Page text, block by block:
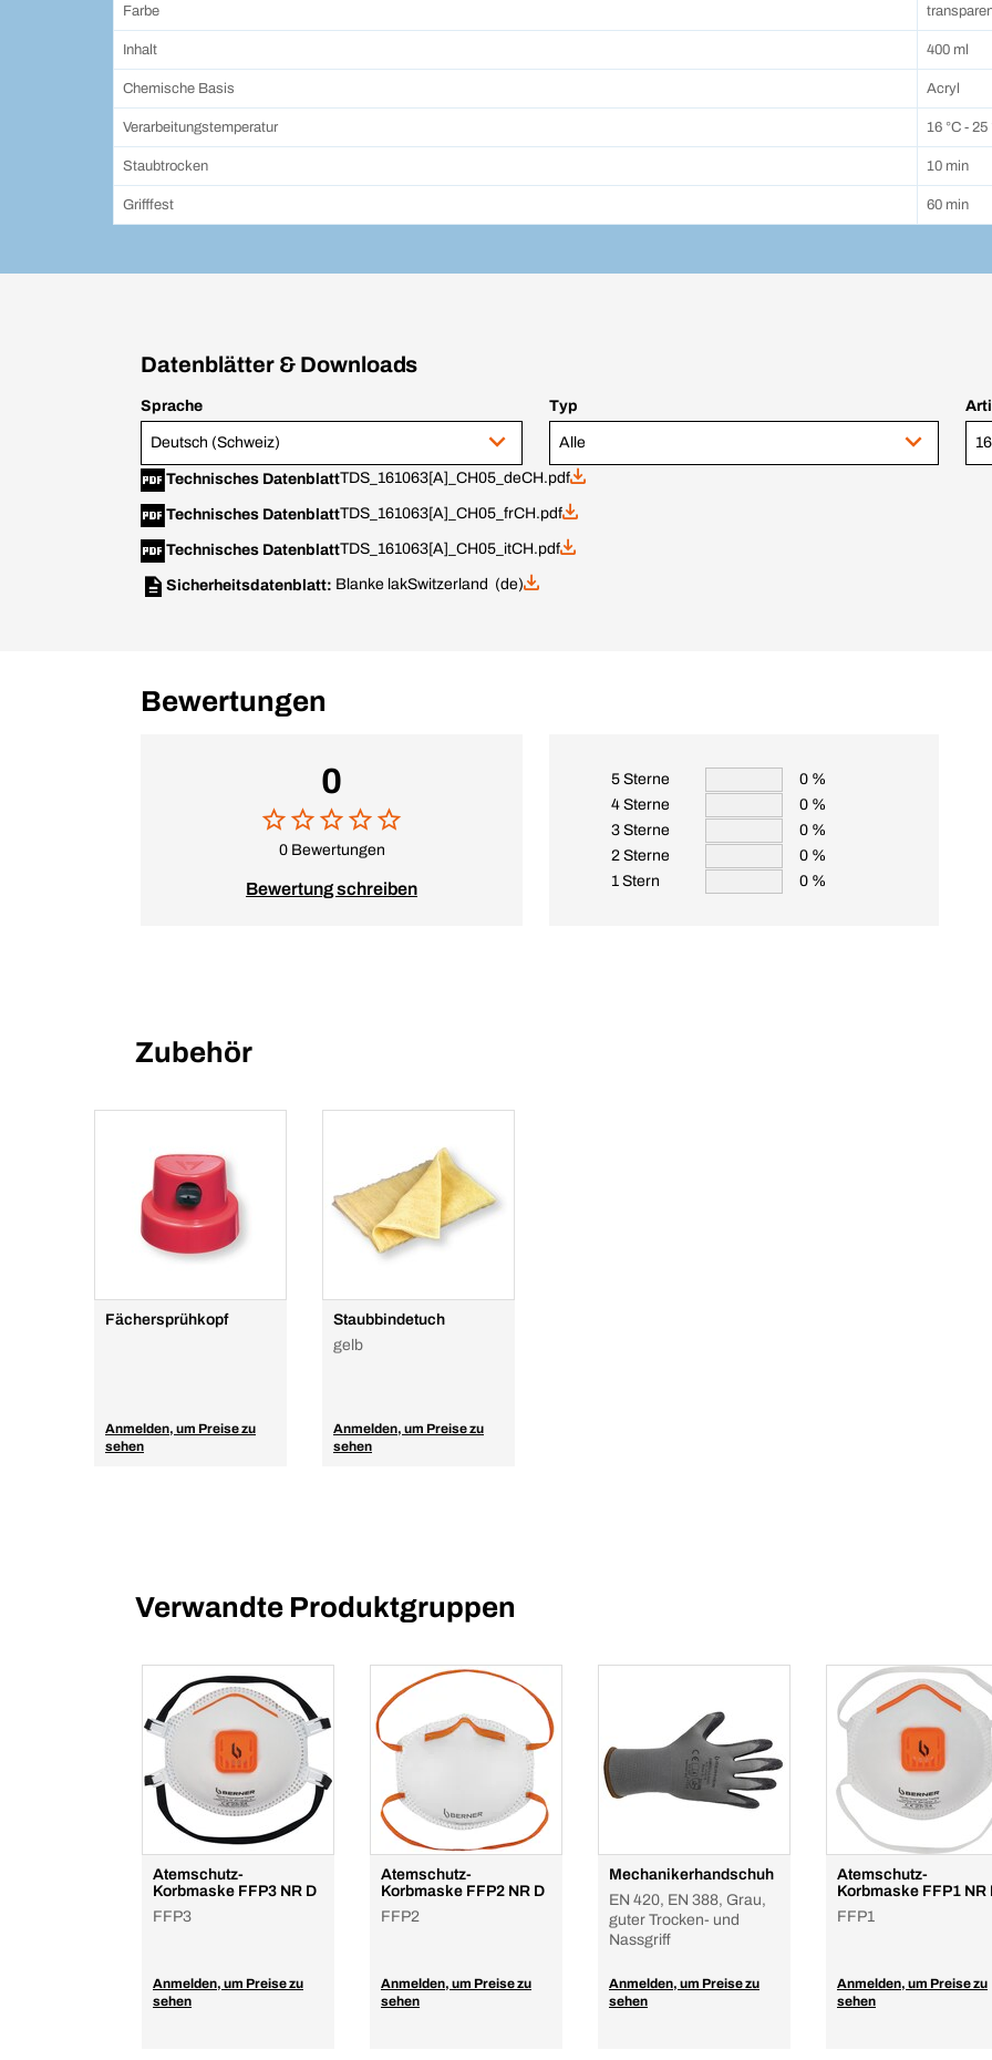
Farbe
Inhalt 400 ml
Chemische Basis Acryl
Verarbeitungstemperatur 16 °C - 25
Staubtrocken 10 min
Grifffest 60 min
Datenblätter & Downloads
Sprache
Deutsch (Schweiz)
Typ
Alle
Technisches DatenblattTDS_161063[A]_CH05_deCH.pdf
Technisches DatenblattTDS_161063[A]_CH05_frCH.pdf
Technisches DatenblattTDS_161063[A]_CH05_itCH.pdf
Sicherheitsdatenblatt: Blanke lakSwitzerland (de)
Bewertungen
0
0 Bewertungen
Bewertung schreiben
5 Sterne
0 %
4 Sterne
0 %
3 Sterne
0 %
2 Sterne
0 %
1 Stern
0 %
Zubehör
Fächersprühkopf
Anmelden, um Preise zu
sehen
Staubbindetuch
gelb
Anmelden, um Preise zu
sehen
Verwandte Produktgruppen
Atemschutz-
Korbmaske FFP3 NR D
FFP3
Anmelden, um Preise zu
sehen
Atemschutz-
Korbmaske FFP2 NR D
FFP2
Anmelden, um Preise zu
sehen
Mechanikerhandschuh
EN 420, EN 388, Grau,
guter Trocken- und
Nassgriff
Anmelden, um Preise zu
sehen
Atemschutz-
Korbmaske FFP1 NR
FFP1
Anmelden, um Preise zu
sehen